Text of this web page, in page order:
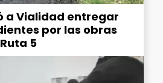
a Vialidad entregar
por las obras
5